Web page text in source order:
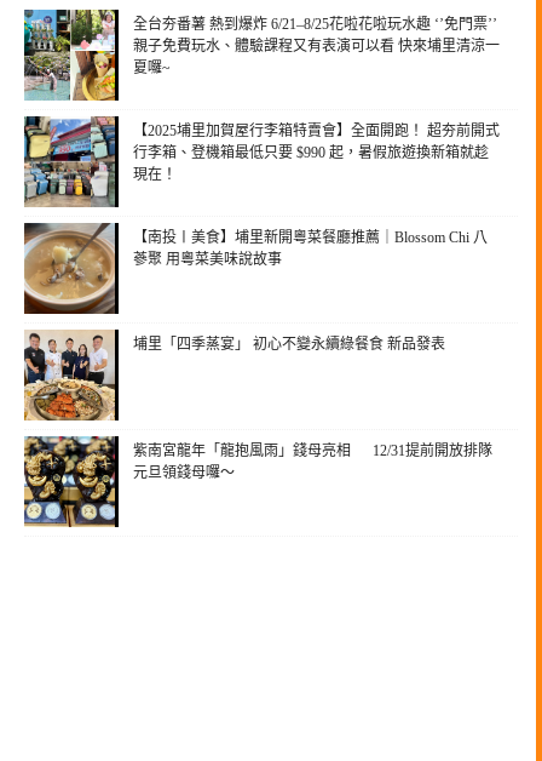
全台夯番薯 熱到爆炸 6/21–8/25花啦花啦玩水趣 ‘’免門票’’
親子免費玩水、體驗課程又有表演可以看 快來埔里清涼一
夏囉~
【2025埔里加賀屋行李箱特賣會】全面開跑！ 超夯前開式
行李箱、登機箱最低只要 $990 起，暑假旅遊換新箱就趁
現在！
【南投〡美食】埔里新開粵菜餐廳推薦｜Blossom Chi 八
蔘聚 用粵菜美味說故事
埔里「四季蒸宴」 初心不變永續綠餐食 新品發表
紫南宮龍年「龍抱風雨」錢母亮相 12/31提前開放排隊
元旦領錢母囉～